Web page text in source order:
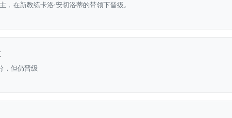
，在新教练卡洛·安切洛蒂的带领下晋级。
，但仍晋级